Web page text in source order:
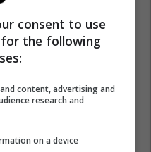
consent to use
the following
content, advertising and
research and
on a device